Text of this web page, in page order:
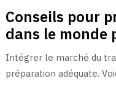
Conseils pour
dans le monde
Intégrer le marché du
préparation adéquate.